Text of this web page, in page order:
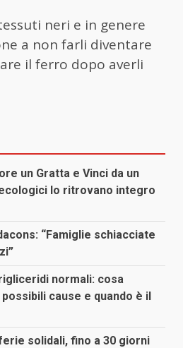
neri e in genere
a non farli diventare
il ferro dopo averli
un Gratta e Vinci da un
lo ritrovano integro
“Famiglie schiacciate
normali: cosa
cause e quando è il
solidali, fino a 30 giorni